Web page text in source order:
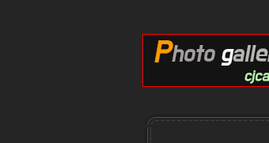
Sketchbook5, 스케치북5
Sketchbook5, 스케치북5